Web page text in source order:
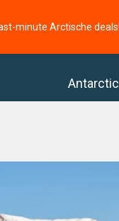
minute Arctische